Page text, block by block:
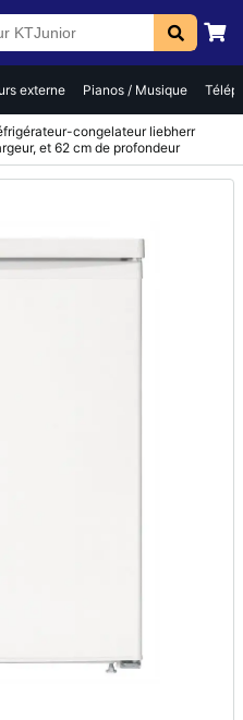
externe Pianos / Musique
congelateur liebherr
et 62 cm de profondeur